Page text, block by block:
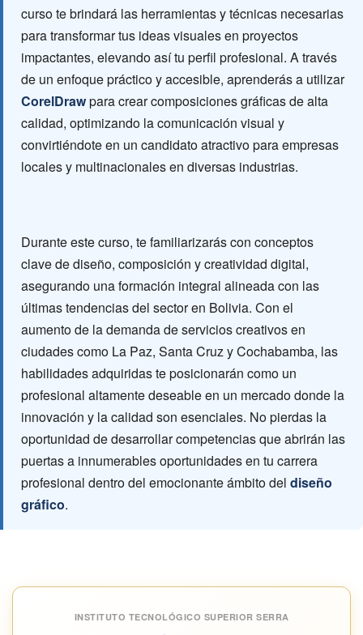
curso te brindará las herramientas y técnicas necesarias
para transformar tus ideas visuales en proyectos
impactantes, elevando así tu perfil profesional. A través
de un enfoque práctico y accesible, aprenderás a utilizar
CorelDrawpara crear composiciones gráficas de alta
calidad, optimizando la comunicación visual y
convirtiéndote en un candidato atractivo para empresas
locales y multinacionales en diversas industrias.
Durante este curso, te familiarizarás con conceptos
clave de diseño, composición y creatividad digital,
asegurando una formación integral alineada con las
últimas tendencias del sector en Bolivia. Con el
aumento de la demanda de servicios creativos en
ciudades como La Paz, Santa Cruz y Cochabamba, las
habilidades adquiridas te posicionarán como un
profesional altamente deseable en un mercado donde la
innovación y la calidad son esenciales. No pierdas la
oportunidad de desarrollar competencias que abrirán las
puertas a innumerables oportunidades en tu carrera
profesional dentro del emocionante ámbito del diseño
gráfico.
INSTITUTO TECNOLÓGICO SUPERIOR SERRA